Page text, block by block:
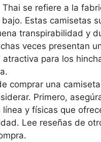
se refiere a la
Estas camisetas
transpirabilidad y
veces presentan
atractiva para los
comprar una
Primero,
línea y físicas que
Lee reseñas de